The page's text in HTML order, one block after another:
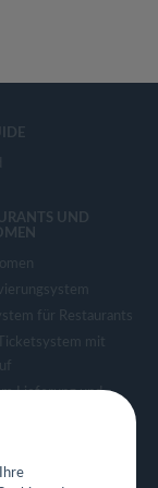
UND
für Restaurants
mit
Lieferung und
Restaurant